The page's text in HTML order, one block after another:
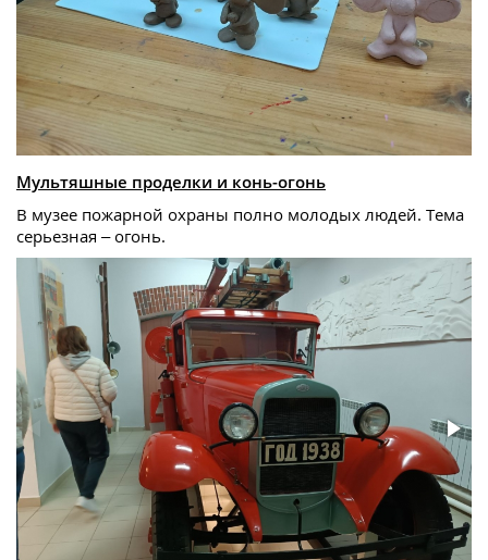
Мультяшные проделки и конь-огонь
В музее пожарной охраны полно молодых людей. Тема
серьезная – огонь.